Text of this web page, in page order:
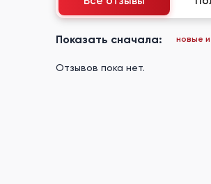
Показать сначала: новые
Отзывов пока нет.